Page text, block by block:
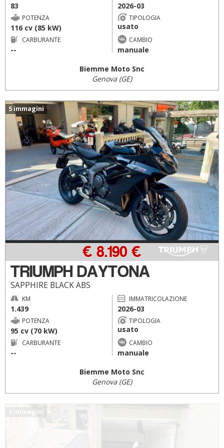
83 2026-03
POTENZA
116 cv (85 kW)
TIPOLOGIA
usato
CARBURANTE
--
CAMBIO
manuale
Biemme Moto Snc
Genova (GE)
5 immagini
TRIUMPH DAYTONA
SAPPHIRE BLACK ABS
€ 8.190 €
KM
1.439
IMMATRICOLAZIONE
2026-03
POTENZA
95 cv (70 kW)
TIPOLOGIA
usato
CARBURANTE
--
CAMBIO
manuale
Biemme Moto Snc
Genova (GE)
5 immagini